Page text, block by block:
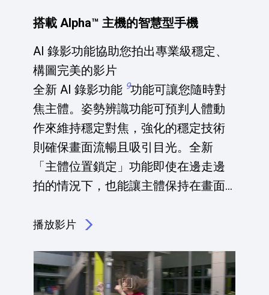
搭載 Alpha™ 主機的智慧型手機
AI 錄影功能協助您拍出專業級穩定、
構圖完美的影片
全新 AI 錄影功能 9功能可讓您隨時對
焦主體。姿勢辨識功能可預判人體動
作來維持穩定對焦，強化的穩定技術
則確保畫面流暢且吸引目光。全新
「主體位置鎖定」功能即使在邊走邊
拍的情況下，也能讓主體保持在畫面
播放影片
點擊播放：搭載 Alpha™ 主機的智慧型手機